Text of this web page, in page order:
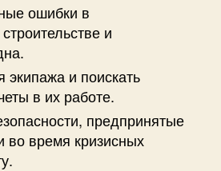
ошибки в
и
экипажа и поискать
в их работе.
предпринятые
во время кризисных